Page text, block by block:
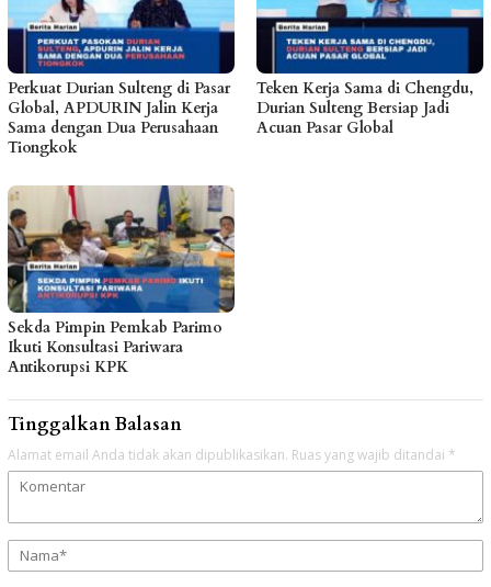
Perkuat Durian Sulteng di Pasar
Global, APDURIN Jalin Kerja
Sama dengan Dua Perusahaan
Tiongkok
Teken Kerja Sama di Chengdu,
Durian Sulteng Bersiap Jadi
Acuan Pasar Global
Sekda Pimpin Pemkab Parimo
Ikuti Konsultasi Pariwara
Antikorupsi KPK
Tinggalkan Balasan
Alamat email Anda tidak akan dipublikasikan. Ruas yang wajib ditandai *